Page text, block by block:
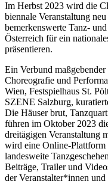
Im Herbst 2023 wird die
biennale Veranstaltung
bemerkenswerte Tanz-
Österreich für ein
präsentieren.
Ein Verbund
Choreografie und
Wien, Festspielhaus St.
SZENE Salzburg,
Die Häuser brut,
führen im Oktober 2023
dreitägigen Veranstaltung
wird eine Online-
landesweite
Beiträge, Trailer und
der Veranstalter*innen